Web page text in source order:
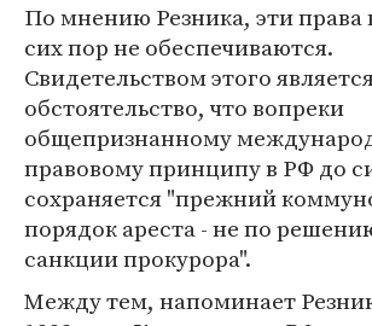
По мнению Резника, эти права
сих пор не обеспечиваются.
Свидетельством этого
обстоятельство, что вопреки
общепризнанному
правовому принципу в РФ до
сохраняется "прежний
порядок ареста - не по
санкции прокурора".
Между тем, напоминает